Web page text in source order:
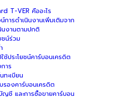
T-VER คืออะไร
การดำเนินงานเพิ่มเติมจาก
นงานตามปกติ
ชน์ร่วม
ใช้ประโยชน์คาร์บอนเครดิต
าร
ทะเบียน
รองคาร์บอนเครดิต
ญชี และการซื้อขายคาร์บอน